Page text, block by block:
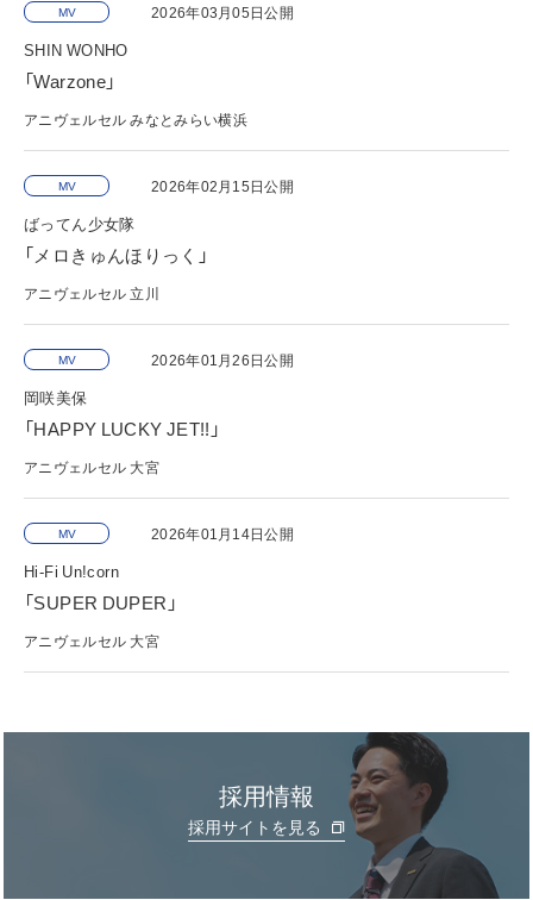
MV 2026年03月05日公開
SHIN WONHO
「Warzone」
アニヴェルセル みなとみらい横浜
MV 2026年02月15日公開
ばってん少女隊
「メロきゅんほりっく」
アニヴェルセル 立川
MV 2026年01月26日公開
岡咲美保
「HAPPY LUCKY JET!!」
アニヴェルセル 大宮
MV 2026年01月14日公開
Hi-Fi Un!corn
「SUPER DUPER」
アニヴェルセル 大宮
採用情報
採用サイトを見る